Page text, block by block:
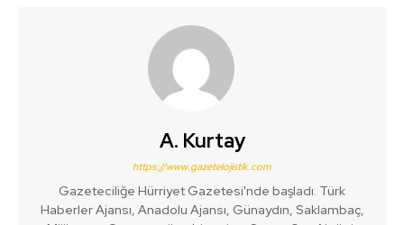
A. Kurtay
https://www.gazetelojistik.com
Gazeteciliğe Hürriyet Gazetesi'nde başladı. Türk
Haberler Ajansı, Anadolu Ajansı, Günaydın, Saklambaç,